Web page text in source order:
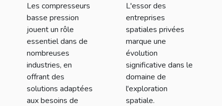
modernes
Les compresseurs
basse pression
jouent un rôle
essentiel dans de
nombreuses
industries, en
offrant des
solutions adaptées
aux besoins de
l'exploration
spatiale
L'essor des
entreprises
spatiales privées
marque une
évolution
significative dans le
domaine de
l'exploration
spatiale.